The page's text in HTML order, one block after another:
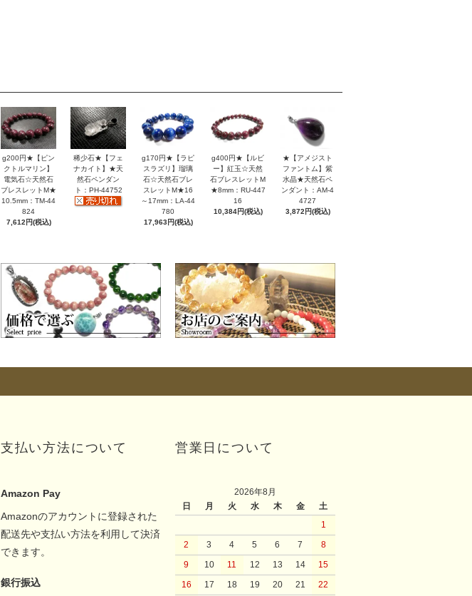
g200円★【ピン
クトルマリン】
電気石☆天然石
ブレスレットM★
10.5mm：TM-44
824
7,612円(税込)
稀少石★【フェ
ナカイト】★天
然石ペンダン
ト：PH-44752
g170円★【ラピ
スラズリ】瑠璃
石☆天然石ブレ
スレットM★16
～17mm：LA-44
780
17,963円(税込)
g400円★【ルビ
ー】紅玉☆天然
石ブレスレットM
★8mm：RU-447
16
10,384円(税込)
★【アメジスト
ファントム】紫
水晶★天然石ペ
ンダント：AM-4
4727
3,872円(税込)
支払い方法について
Amazon Pay
Amazonのアカウントに登録された
配送先や支払い方法を利用して決済
できます。
銀行振込
営業日について
2026年8月
日
月 火 水 木 金
土
1
2
3 4 5 6 7
8
9
10 11 12 13 14
15
16
17 18 19 20 21
22